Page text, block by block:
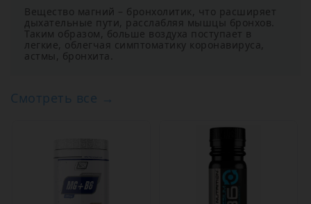
Вещество магний – бронхолитик, что расширяет
дыхательные пути, расслабляя мышцы бронхов.
Таким образом, больше воздуха поступает в
легкие, облегчая симптоматику коронавируса,
астмы, бронхита.
Смотреть все →